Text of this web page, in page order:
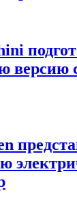
версию